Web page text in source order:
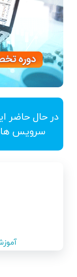
در حال حاضر
سرویس